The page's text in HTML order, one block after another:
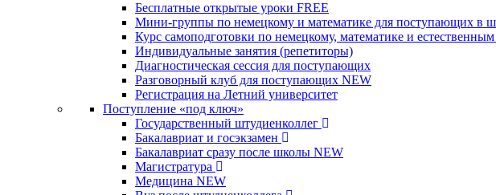
Бесплатные открытые уроки FREE
Мини-группы по немецкому и математике для поступающих в
Курс самоподготовки по немецкому, математике и
Индивидуальные занятия (репетиторы)
Диагностическая сессия для поступающих
Разговорный клуб для поступающих NEW
Регистрация на Летний университет
Поступление «под ключ»
Государственный штудиенколлег
Бакалавриат и госэкзамен
Бакалавриат сразу после школы NEW
Магистратура
Медицина NEW